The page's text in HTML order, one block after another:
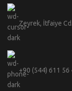
Zeyrek, İtfaiye
+90 (544) 611 56